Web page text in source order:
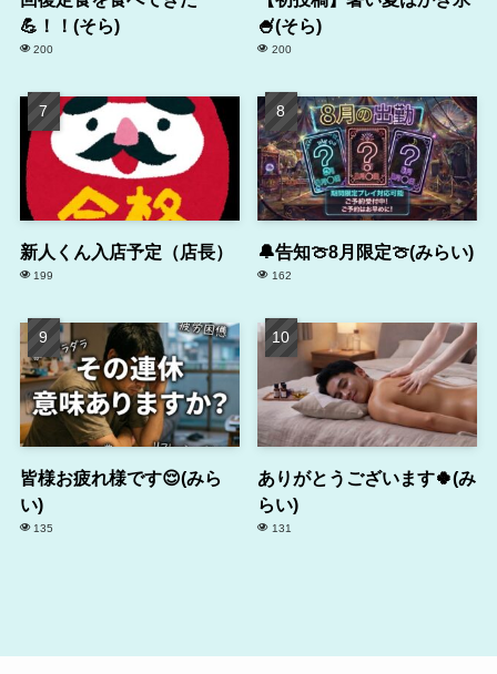
💪！！(そら)
200
🍧(そら)
200
新人くん入店予定（店長）
199
🔔告知🍈8月限定🍈(みらい)
162
皆様お疲れ様です😌(みら
い)
135
ありがとうございます🍀(み
らい)
131